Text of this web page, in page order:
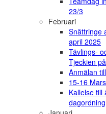
23/3
Februari
Snättringe
april 2025
Tävlings-
Tjeckien
Anmälan
15-16
Kallelse till
dagordning